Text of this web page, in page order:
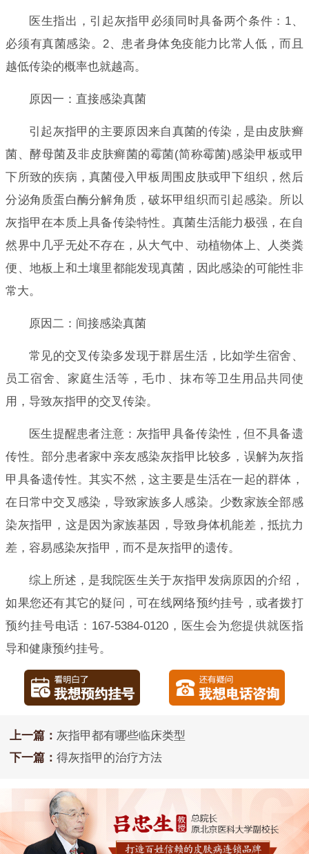
医生指出，引起灰指甲必须同时具备两个条件：1、
必须有真菌感染。2、患者身体免疫能力比常人低，而且
越低传染的概率也就越高。
原因一：直接感染真菌
引起灰指甲的主要原因来自真菌的传染，是由皮肤癣
菌、酵母菌及非皮肤癣菌的霉菌(简称霉菌)感染甲板或甲
下所致的疾病，真菌侵入甲板周围皮肤或甲下组织，然后
分泌角质蛋白酶分解角质，破坏甲组织而引起感染。所以
灰指甲在本质上具备传染特性。真菌生活能力极强，在自
然界中几乎无处不存在，从大气中、动植物体上、人类粪
便、地板上和土壤里都能发现真菌，因此感染的可能性非
常大。
原因二：间接感染真菌
常见的交叉传染多发现于群居生活，比如学生宿舍、
员工宿舍、家庭生活等，毛巾、抹布等卫生用品共同使
用，导致灰指甲的交叉传染。
医生提醒患者注意：灰指甲具备传染性，但不具备遗
传性。部分患者家中亲友感染灰指甲比较多，误解为灰指
甲具备遗传性。其实不然，这主要是生活在一起的群体，
在日常中交叉感染，导致家族多人感染。少数家族全部感
染灰指甲，这是因为家族基因，导致身体机能差，抵抗力
差，容易感染灰指甲，而不是灰指甲的遗传。
综上所述，是我院医生关于灰指甲发病原因的介绍，
如果您还有其它的疑问，可在线网络预约挂号，或者拨打
预约挂号电话：167-5384-0120，医生会为您提供就医指
导和健康预约挂号。
上一篇： 灰指甲都有哪些临床类型
下一篇： 得灰指甲的治疗方法